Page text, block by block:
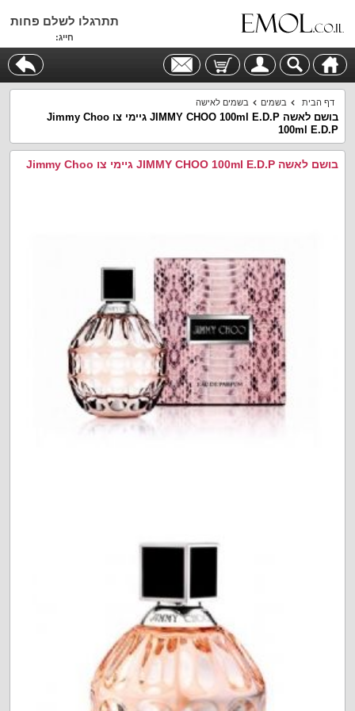
תתרגלו לשלם פחות
חייג:
דף הבית בשמים בשמים לאישה
בושם לאשה JIMMY CHOO 100ml E.D.P גיימי צו Jimmy Choo
100ml E.D.P
בושם לאשה JIMMY CHOO 100ml E.D.P גיימי צו Jimmy Choo